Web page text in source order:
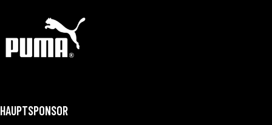
HAUPTSPONSOR